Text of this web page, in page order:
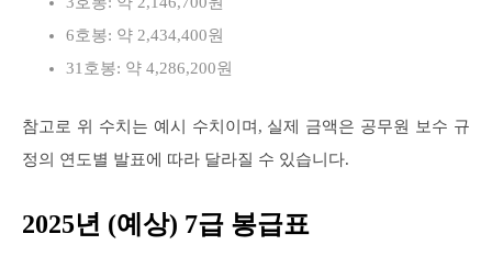
6호봉: 약 2,434,400원
31호봉: 약 4,286,200원
참고로 위 수치는 예시 수치이며, 실제 금액은 공무원 보수 규
정의 연도별 발표에 따라 달라질 수 있습니다.
2025년 (예상) 7급 봉급표